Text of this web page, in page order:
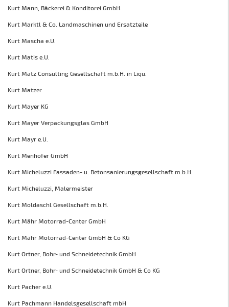
Kurt Mann, Bäckerei & Konditorei GmbH.
Kurt Marktl & Co. Landmaschinen und Ersatzteile
Kurt Mascha e.U.
Kurt Matis e.U.
Kurt Matz Consulting Gesellschaft m.b.H. in Liqu.
Kurt Matzer
Kurt Mayer KG
Kurt Mayer Verpackungsglas GmbH
Kurt Mayr e.U.
Kurt Menhofer GmbH
Kurt Micheluzzi Fassaden- u. Betonsanierungsgesellschaft m.b.H.
Kurt Micheluzzi, Malermeister
Kurt Moldaschl Gesellschaft m.b.H.
Kurt Mähr Motorrad-Center GmbH
Kurt Mähr Motorrad-Center GmbH & Co KG
Kurt Ortner, Bohr- und Schneidetechnik GmbH
Kurt Ortner, Bohr- und Schneidetechnik GmbH & Co KG
Kurt Pacher e.U.
Kurt Pachmann Handelsgesellschaft mbH